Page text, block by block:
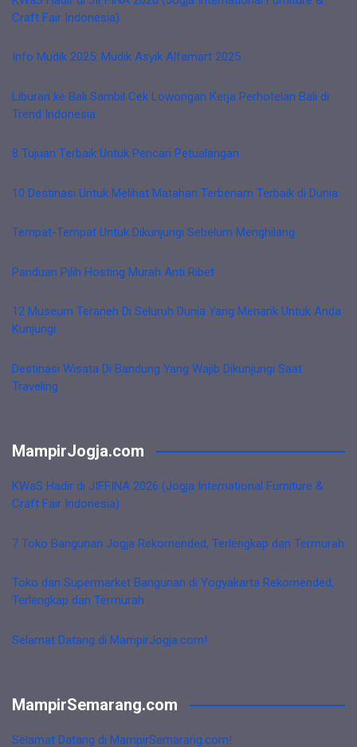
Craft Fair Indonesia)
Info Mudik 2025: Mudik Asyik Alfamart 2025
Liburan ke Bali Sambil Cek Lowongan Kerja Perhotelan Bali di
Trend Indonesia
8 Tujuan Terbaik Untuk Pencari Petualangan
10 Destinasi Untuk Melihat Matahari Terbenam Terbaik di Dunia
Tempat-Tempat Untuk Dikunjungi Sebelum Menghilang
Panduan Pilih Hosting Murah Anti Ribet
12 Museum Teraneh Di Seluruh Dunia Yang Menarik Untuk Anda
Kunjungi
Destinasi Wisata Di Bandung Yang Wajib Dikunjungi Saat
Traveling
MampirJogja.com
KWaS Hadir di JIFFINA 2026 (Jogja International Furniture &
Craft Fair Indonesia)
7 Toko Bangunan Jogja Rekomended, Terlengkap dan Termurah
Toko dan Supermarket Bangunan di Yogyakarta Rekomended,
Terlengkap dan Termurah
Selamat Datang di MampirJogja.com!
MampirSemarang.com
Selamat Datang di MampirSemarang.com!